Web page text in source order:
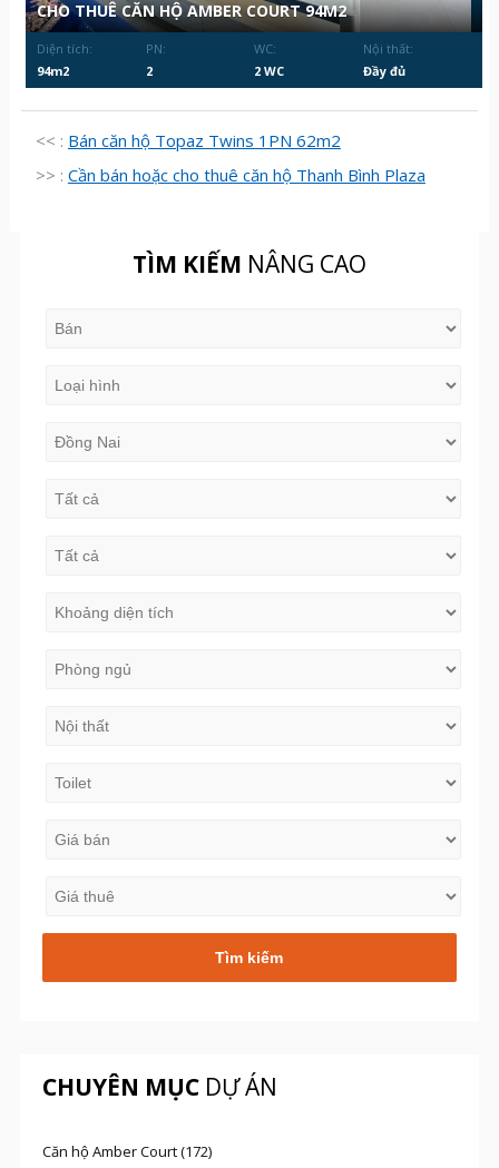
CHO THUÊ CĂN HỘ AMBER COURT 94M2
Diện tích:
94m2
PN:
2
WC:
2 WC
Nội thất:
Đầy đủ
<< : Bán căn hộ Topaz Twins 1PN 62m2
>> : Cần bán hoặc cho thuê căn hộ Thanh Bình Plaza
TÌM KIẾM NÂNG CAO
CHUYÊN MỤCDỰ ÁN
Căn hộ Amber Court (172)